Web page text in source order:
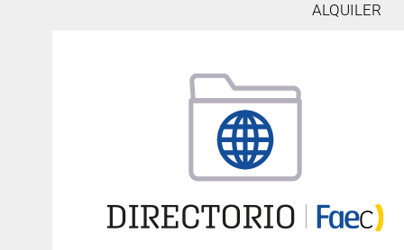
ALQUILER